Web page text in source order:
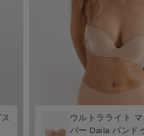
ウルトラライト
バー Daila バンド